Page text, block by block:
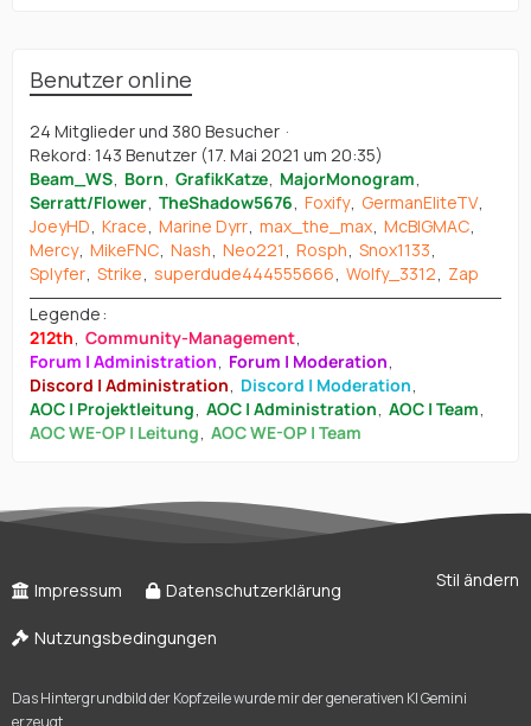
Benutzer online
24 Mitglieder und 380 Besucher
Rekord: 143 Benutzer (17. Mai 2021 um 20:35)
Beam_WS Born GrafikKatze MajorMonogram
Serratt/Flower TheShadow5676 Foxify GermanEliteTV
JoeyHD Krace Marine Dyrr max_the_max McBIGMAC
Mercy MikeFNC Nash Neo221 Rosph Snox1133
Splyfer Strike superdude444555666 Wolfy_3312
Zap
Legende
212th Community-Management
Forum | Administration
Forum | Moderation
Discord | Administration
Discord | Moderation
AOC | Projektleitung AOC | Administration AOC | Team
AOC WE-OP | Leitung AOC WE-OP | Team
Stil ändern
Impressum Datenschutzerklärung
Nutzungsbedingungen
Das Hintergrundbild der Kopfzeile wurde mir der generativen KI Gemini
erzeugt.